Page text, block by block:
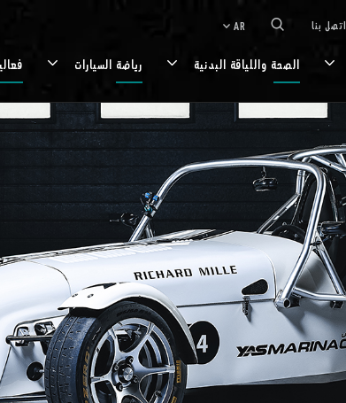
اتصل بنا AR
keyboard_arrow_down
الصحة واللياقة البدنية رياضة السيارات